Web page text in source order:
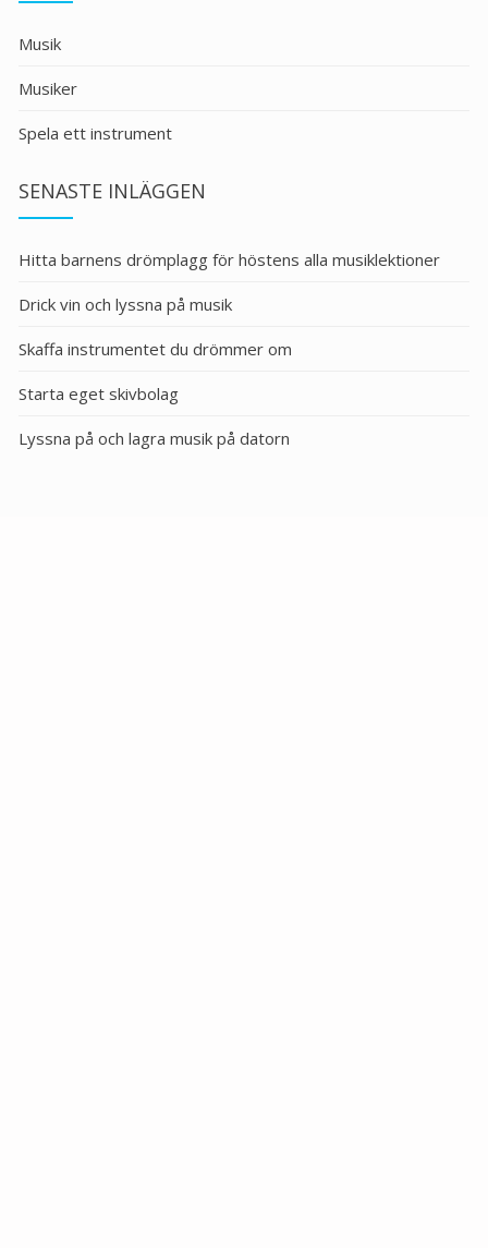
Musik
Musiker
Spela ett instrument
SENASTE INLÄGGEN
Hitta barnens drömplagg för höstens alla musiklektioner
Drick vin och lyssna på musik
Skaffa instrumentet du drömmer om
Starta eget skivbolag
Lyssna på och lagra musik på datorn